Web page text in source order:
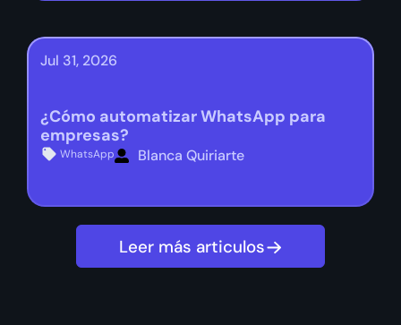
Jul 31, 2026
¿Cómo automatizar WhatsApp para
empresas?
WhatsApp Blanca Quiriarte
Leer más articulos